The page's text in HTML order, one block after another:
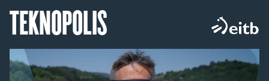
TEKNOPOLIS